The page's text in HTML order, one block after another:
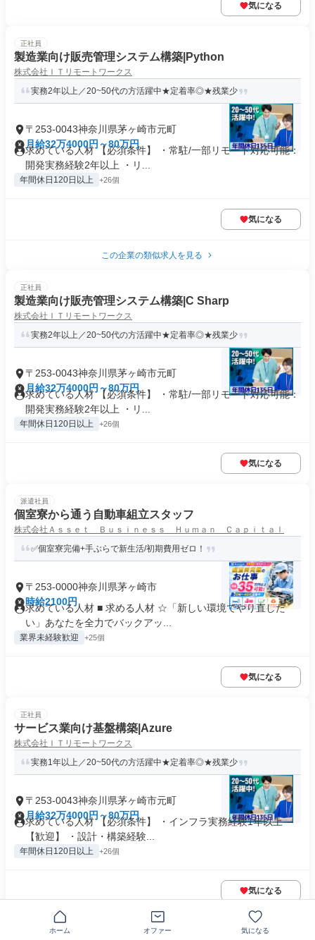
気になる
正社員
製造業向け販売管理システム構築|Python
株式会社ＩＴリモートワークス
実務2年以上／20~50代の方活躍中★定着率◎★残業少
〒253-0043神奈川県茅ヶ崎市元町
月給32万4000円～80万円
求めている人材 【必須条件】 ・常駐/一部リモート対応可能：
開発実務経験2年以上 ・リ...
年間休日120日以上 +26個
気になる
この企業の類似求人を見る
正社員
製造業向け販売管理システム構築|C Sharp
株式会社ＩＴリモートワークス
実務2年以上／20~50代の方活躍中★定着率◎★残業少
〒253-0043神奈川県茅ヶ崎市元町
月給32万4000円～80万円
求めている人材 【必須条件】 ・常駐/一部リモート対応可能：
開発実務経験2年以上 ・リ...
年間休日120日以上 +26個
気になる
派遣社員
個室寮から通う自動車組立スタッフ
株式会社Ａｓｓｅｔ Ｂｕｓｉｎｅｓｓ Ｈｕｍａｎ Ｃａｐｉｔａｌ
✅個室寮完備+手ぶらで新生活/初期費用ゼロ！
〒253-0000神奈川県茅ヶ崎市
時給2100円
求めている人材 ■ 求める人材 ☆「新しい環境でやり直した
い」あなたを全力でバックアッ...
業界未経験歓迎 +25個
気になる
正社員
サービス業向け基盤構築|Azure
株式会社ＩＴリモートワークス
実務1年以上／20~50代の方活躍中★定着率◎★残業少
〒253-0043神奈川県茅ヶ崎市元町
月給32万4000円～80万円
求めている人材 【必須条件】 ・インフラ実務経験1年以上
【歓迎】 ・設計・構築経験...
年間休日120日以上 +26個
気になる
ホーム オファー 気になる